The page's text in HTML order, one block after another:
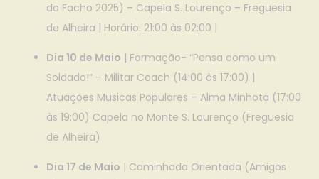
do Facho 2025) – Capela S. Lourenço – Freguesia
de Alheira | Horário: 21:00 às 02:00 |
Dia 10 de Maio | Formação- “Pensa como um
Soldado!” – Militar Coach (14:00 às 17:00) |
Atuações Musicas Populares – Alma Minhota (17:00
às 19:00) Capela no Monte S. Lourenço (Freguesia
de Alheira)
Dia 17 de Maio | Caminhada Orientada (Amigos